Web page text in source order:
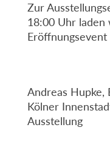
Zur
18:00 Uhr laden
Eröffnungsevent
Andreas Hupke,
Kölner
Ausstellung